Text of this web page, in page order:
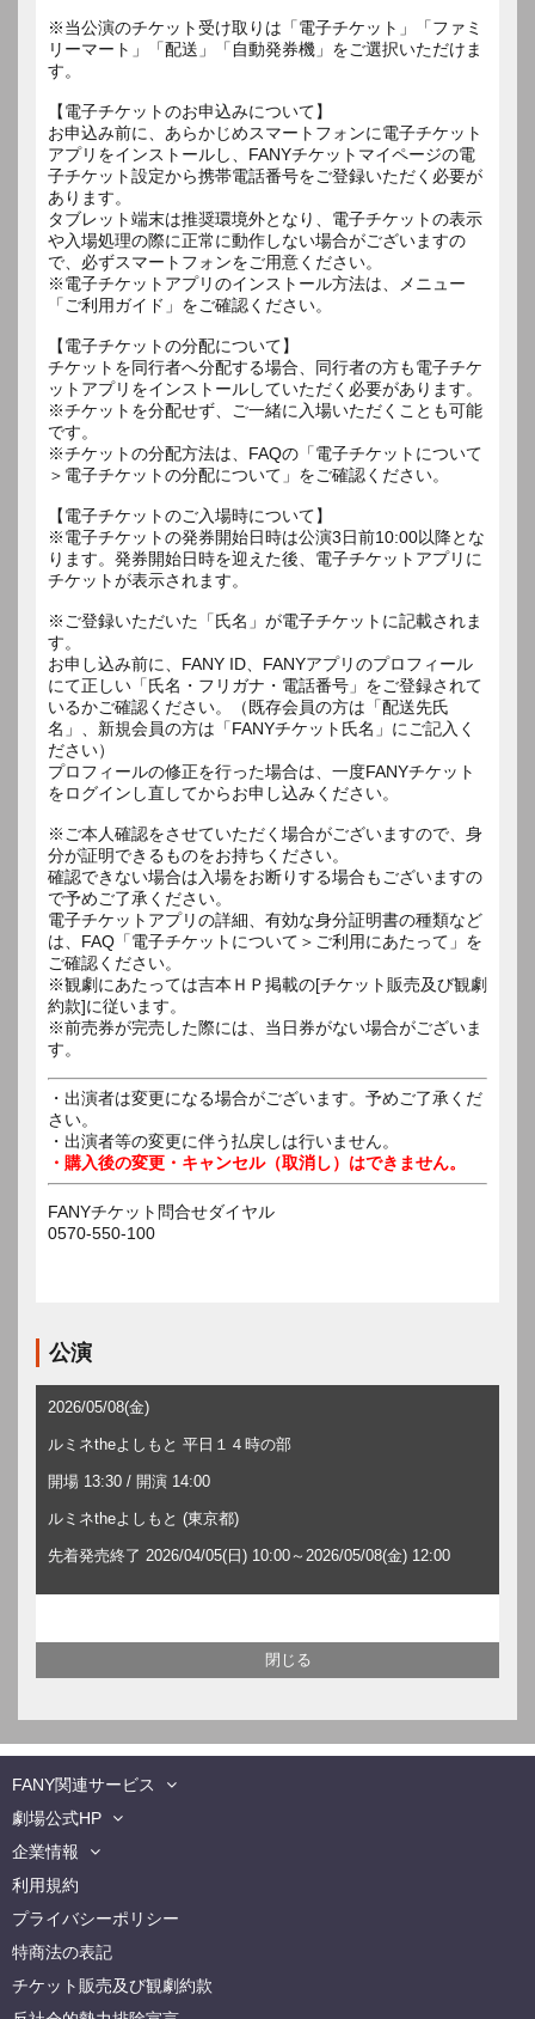
※当公演のチケット受け取りは「電子チケット」「ファミ
リーマート」「配送」「自動発券機」をご選択いただけま
す。
【電子チケットのお申込みについて】
お申込み前に、あらかじめスマートフォンに電子チケット
アプリをインストールし、FANYチケットマイページの電
子チケット設定から携帯電話番号をご登録いただく必要が
あります。
タブレット端末は推奨環境外となり、電子チケットの表示
や入場処理の際に正常に動作しない場合がございますの
で、必ずスマートフォンをご用意ください。
※電子チケットアプリのインストール方法は、メニュー
「ご利用ガイド」をご確認ください。
【電子チケットの分配について】
チケットを同行者へ分配する場合、同行者の方も電子チケ
ットアプリをインストールしていただく必要があります。
※チケットを分配せず、ご一緒に入場いただくことも可能
です。
※チケットの分配方法は、FAQの「電子チケットについて
＞電子チケットの分配について」をご確認ください。
【電子チケットのご入場時について】
※電子チケットの発券開始日時は公演3日前10:00以降とな
ります。発券開始日時を迎えた後、電子チケットアプリに
チケットが表示されます。
※ご登録いただいた「氏名」が電子チケットに記載されま
す。
お申し込み前に、FANY ID、FANYアプリのプロフィール
にて正しい「氏名・フリガナ・電話番号」をご登録されて
いるかご確認ください。（既存会員の方は「配送先氏
名」、新規会員の方は「FANYチケット氏名」にご記入く
ださい）
プロフィールの修正を行った場合は、一度FANYチケット
をログインし直してからお申し込みください。
※ご本人確認をさせていただく場合がございますので、身
分が証明できるものをお持ちください。
確認できない場合は入場をお断りする場合もございますの
で予めご了承ください。
電子チケットアプリの詳細、有効な身分証明書の種類など
は、FAQ「電子チケットについて＞ご利用にあたって」を
ご確認ください。
※観劇にあたっては吉本ＨＰ掲載の[チケット販売及び観劇
約款]に従います。
※前売券が完売した際には、当日券がない場合がございま
す。
・出演者は変更になる場合がございます。予めご了承くだ
さい。
・出演者等の変更に伴う払戻しは行いません。
・購入後の変更・キャンセル（取消し）はできません。
FANYチケット問合せダイヤル
0570-550-100
公演
2026/05/08(金)
ルミネtheよしもと 平日１４時の部
開場 13:30 / 開演 14:00
ルミネtheよしもと (東京都)
先着発売終了 2026/04/05(日) 10:00～2026/05/08(金) 12:00
FANY関連サービス
劇場公式HP
企業情報
利用規約
プライバシーポリシー
特商法の表記
チケット販売及び観劇約款